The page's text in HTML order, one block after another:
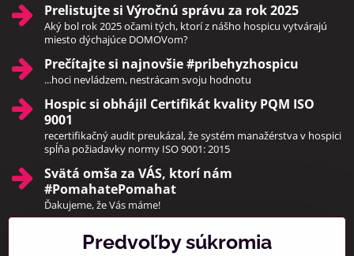
Prelistujte si Výročnú správu za rok 2025
Aký bol rok 2025 očami tých, ktorí z nášho hospicu vytvárajú
miesto dýchajúce DOMOVom?
Prečítajte si najnovšie #pribehyzhospicu
...hoci nevládzem, nestrácam svoju hodnotu
Hospic si obhájil Certifikát kvality PQM ISO
9001
recertifikačný audit preukázal, že systém manažérstva v hospici
spĺňa požiadavky normy ISO 9001: 2015
Svätá omša za VÁS, ktorí nám
#PomahatePomahat
Ďakujeme, že Vás máme!
Pridajte sa k námPredvoľby súkromia